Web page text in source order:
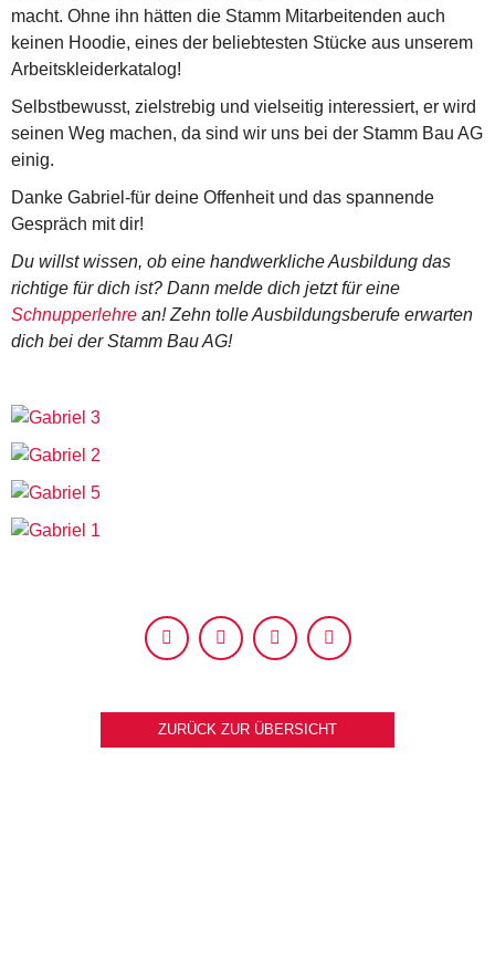
macht. Ohne ihn hätten die Stamm Mitarbeitenden auch
keinen Hoodie, eines der beliebtesten Stücke aus unserem
Arbeitskleiderkatalog!
Selbstbewusst, zielstrebig und vielseitig interessiert, er wird
seinen Weg machen, da sind wir uns bei der Stamm Bau AG
einig.
Danke Gabriel-für deine Offenheit und das spannende
Gespräch mit dir!
Du willst wissen, ob eine handwerkliche Ausbildung das
richtige für dich ist? Dann melde dich jetzt für eine
Schnupperlehre an! Zehn tolle Ausbildungsberufe erwarten
dich bei der Stamm Bau AG!
ZURÜCK ZUR ÜBERSICHT